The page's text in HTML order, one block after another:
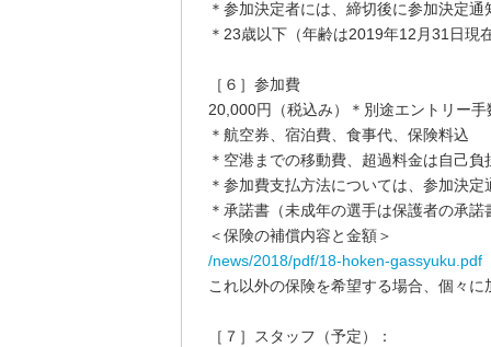
＊参加決定者には、締切後に参加決定通
＊23歳以下（年齢は2019年12月31日現
［６］参加費
20,000円（税込み）＊別途エントリー
＊航空券、宿泊費、食事代、保険料込
＊空港までの移動費、超過料金は自己負
＊参加費支払方法については、参加決
＊承諾書（未成年の選手は保護者の承
＜保険の補償内容と金額＞
/news/2018/pdf/18-hoken-gassyuku.pdf
これ以外の保険を希望する場合、個々に
［７］スタッフ（予定）：